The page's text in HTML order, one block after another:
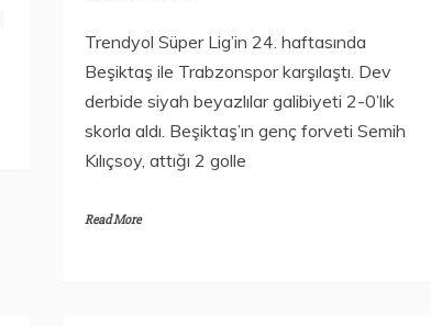
Trendyol Süper Lig’in 24. haftasında
Beşiktaş ile Trabzonspor karşılaştı. Dev
derbide siyah beyazlılar galibiyeti 2-0’lık
skorla aldı. Beşiktaş’ın genç forveti Semih
Kılıçsoy, attığı 2 golle
Read More